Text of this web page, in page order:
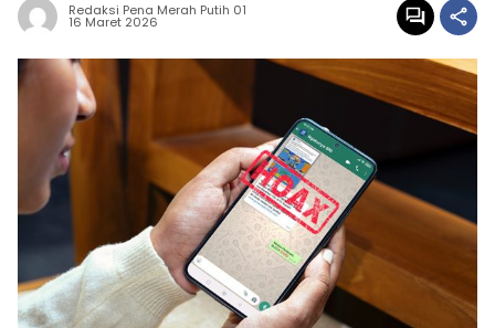
Redaksi Pena Merah Putih 01
16 Maret 2026